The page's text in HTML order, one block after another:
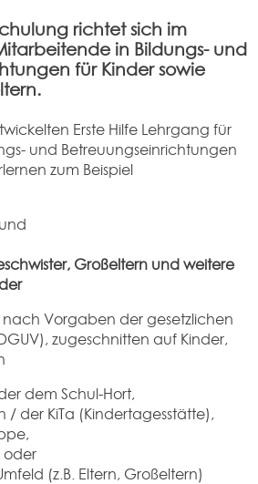
richtet sich im
in Bildungs- und
für Kinder sowie
Erste Hilfe Lehrgang für
und Betreuungseinrichtungen
zum Beispiel
und
Großeltern und weitere
nach Vorgaben der gesetzlichen
zugeschnitten auf Kinder,
dem Schul-Hort,
/ der KiTa (Kindertagesstätte),
oder
(z.B. Eltern, Großeltern)